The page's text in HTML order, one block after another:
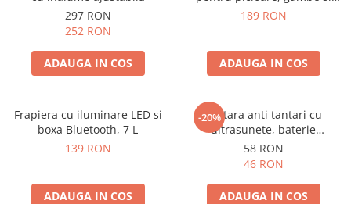
297 RON
252 RON
ADAUGA IN COS
brate
189 RON
ADAUGA IN COS
Frapiera cu iluminare LED si
boxa Bluetooth, 7 L
139 RON
ADAUGA IN COS
-20%
Bratara anti tantari cu
ultrasunete, baterie
reincarcabila 90mAh
58 RON
46 RON
ADAUGA IN COS